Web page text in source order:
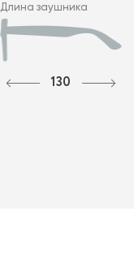
Длина заушника
130